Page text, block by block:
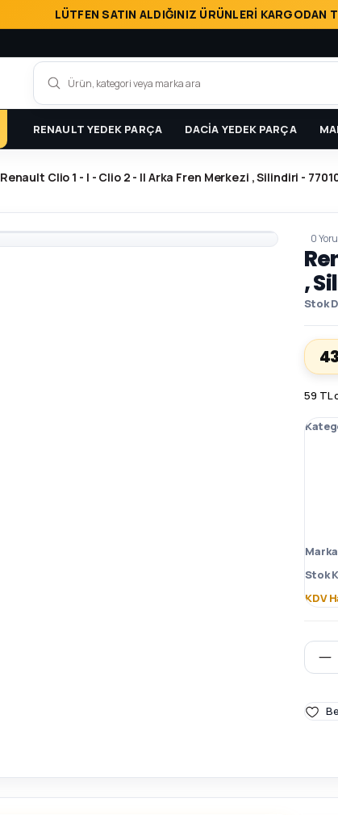
LÜTFEN SATIN ALDIĞINIZ ÜRÜNLERİ KARGODAN
RENAULT YEDEK PARÇA DACİA YEDEK PARÇA
Renault Clio 1 - I - Clio 2 - II Arka Fren Merkezi , Silindiri -
0
,
Stok
59 TL
Marka
Stok
KDV